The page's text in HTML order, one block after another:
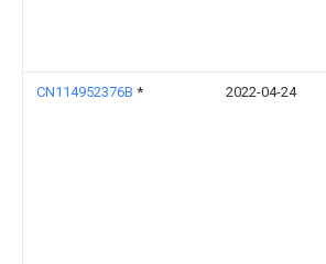
CN114952376B * 2022-04-24